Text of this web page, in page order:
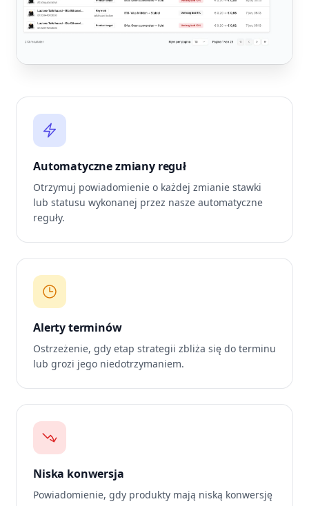
Automatyczne zmiany reguł
Otrzymuj powiadomienie o każdej zmianie stawki
lub statusu wykonanej przez nasze automatyczne
reguły.
Alerty terminów
Ostrzeżenie, gdy etap strategii zbliża się do terminu
lub grozi jego niedotrzymaniem.
Niska konwersja
Powiadomienie, gdy produkty mają niską konwersję